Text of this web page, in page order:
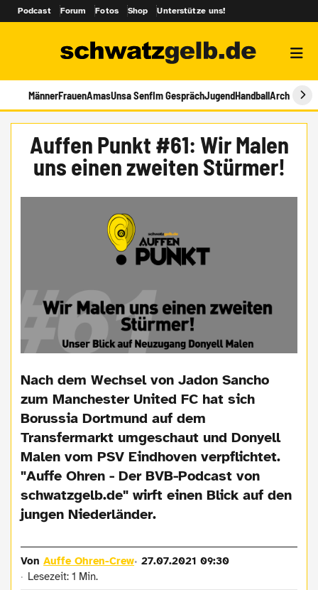
Podcast Forum Fotos Shop Unterstütze uns!
MännerFrauenAmasUnsa SenfIm GesprächJugendHandballArchiv
Auffen Punkt #61: Wir Malen
uns einen zweiten Stürmer!
Nach dem Wechsel von Jadon Sancho
zum Manchester United FC hat sich
Borussia Dortmund auf dem
Transfermarkt umgeschaut und Donyell
Malen vom PSV Eindhoven verpflichtet.
"Auffe Ohren - Der BVB-Podcast von
schwatzgelb.de" wirft einen Blick auf den
jungen Niederländer.
VonAuffe Ohren-Crew 27.07.2021 09:30
Lesezeit: 1 Min.